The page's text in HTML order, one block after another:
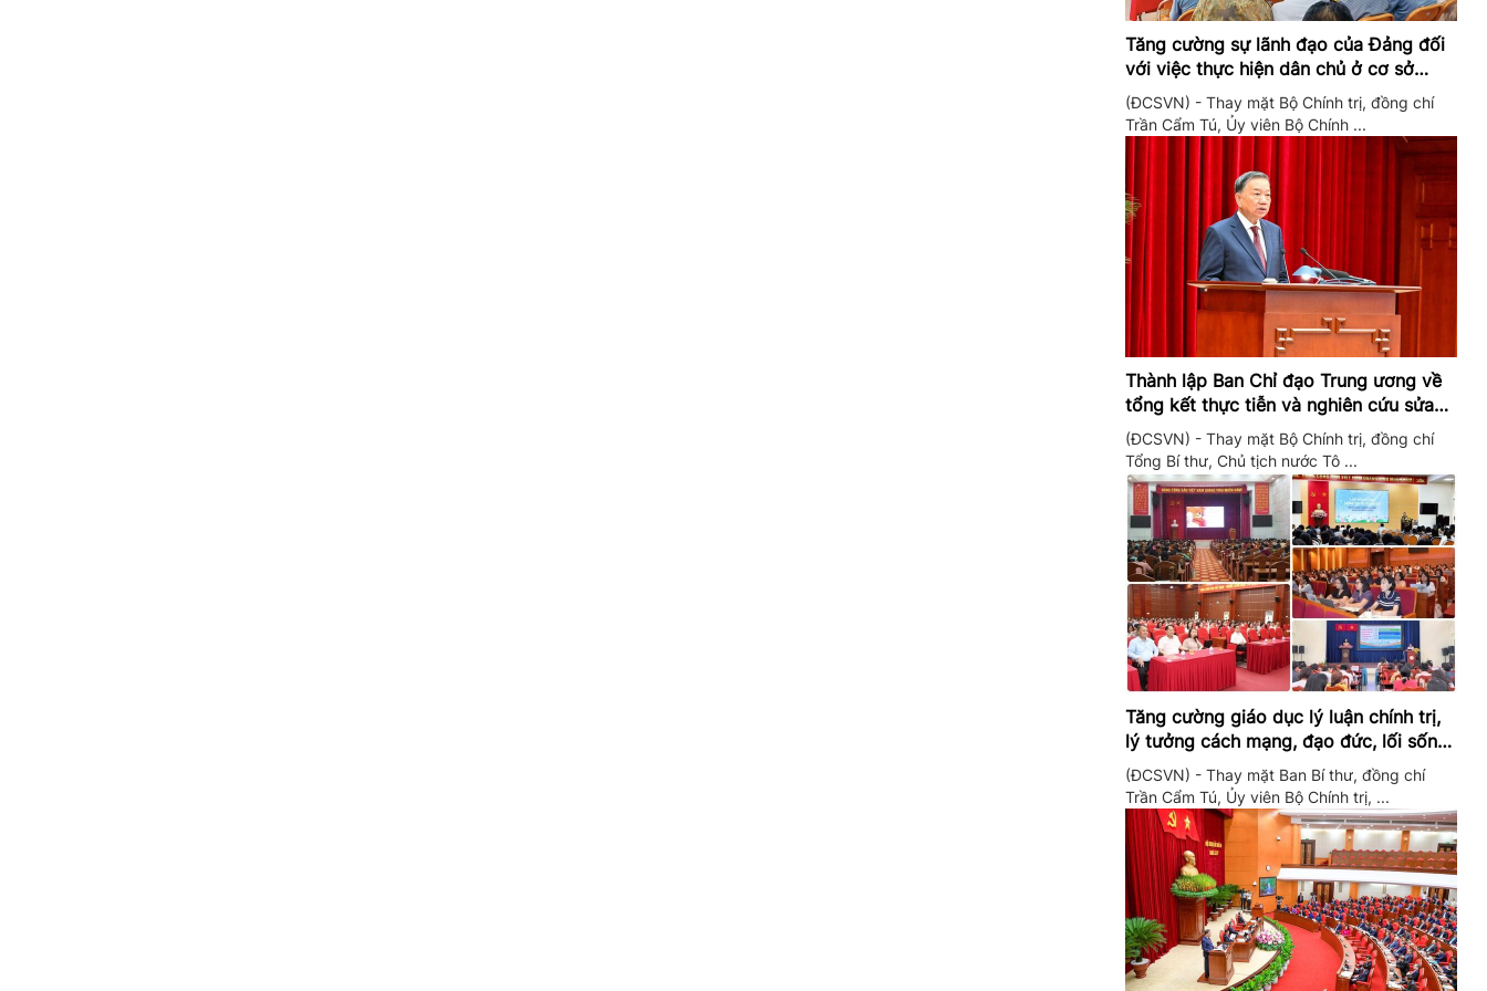
Tăng cường sự lãnh đạo của Đảng đối
với việc thực hiện dân chủ ở cơ sở
trong giai đoạn mới
(ĐCSVN) - Thay mặt Bộ Chính trị, đồng chí
Trần Cẩm Tú, Ủy viên Bộ Chính ...
Thành lập Ban Chỉ đạo Trung ương về
tổng kết thực tiễn và nghiên cứu sửa
đổi, bổ sung Điều lệ Đảng
(ĐCSVN) - Thay mặt Bộ Chính trị, đồng chí
Tổng Bí thư, Chủ tịch nước Tô ...
Tăng cường giáo dục lý luận chính trị,
lý tưởng cách mạng, đạo đức, lối sống,
ý thức công dân trong hệ thống giáo
dục quốc dân
(ĐCSVN) - Thay mặt Ban Bí thư, đồng chí
Trần Cẩm Tú, Ủy viên Bộ Chính trị, ...